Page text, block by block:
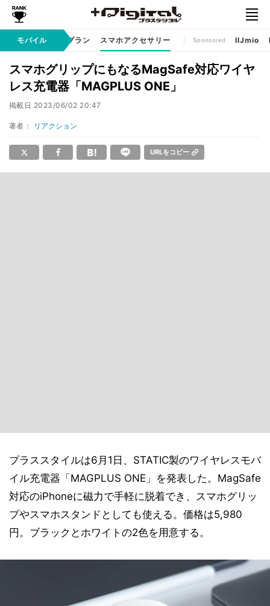
モバイル
ームアプリ 料金プラン スマホアクセサリー Sponsored IIJmio
スマホグリップにもなるMagSafe対応ワイヤ
レス充電器「MAGPLUS ONE」
掲載日 2023/06/02 20:47
著者： リアクション
URLをコピー
プラススタイルは6月1日、STATIC製のワイヤレスモバ
イル充電器「MAGPLUS ONE」を発表した。MagSafe
対応のiPhoneに磁力で手軽に脱着でき、スマホグリッ
プやスマホスタンドとしても使える。価格は5,980
円。ブラックとホワイトの2色を用意する。